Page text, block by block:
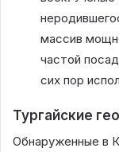
массив
частой
сих пор
Тургайские
Обнаруженные в